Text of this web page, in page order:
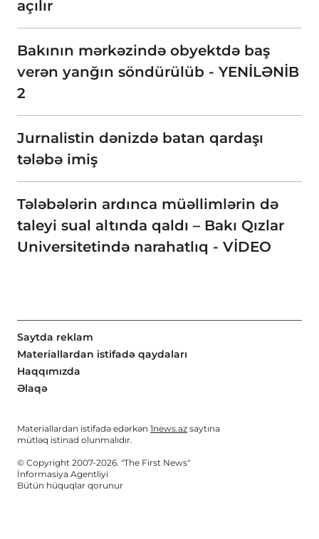
açılır
Bakının mərkəzində obyektdə baş
verən yanğın söndürülüb - YENİLƏNİB
2
Jurnalistin dənizdə batan qardaşı
tələbə imiş
Tələbələrin ardınca müəllimlərin də
taleyi sual altında qaldı – Bakı Qızlar
Universitetində narahatlıq - VİDEO
Saytda reklam
Materiallardan istifadə qaydaları
Haqqımızda
Əlaqə
Materiallardan istifadə edərkən 1news.az saytına
mütləq istinad olunmalıdır.
© Copyright 2007-2026. "The First News"
İnformasiya Agentliyi
Bütün hüquqlar qorunur